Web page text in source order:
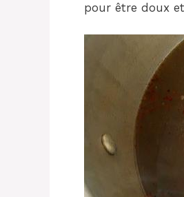
pour être doux